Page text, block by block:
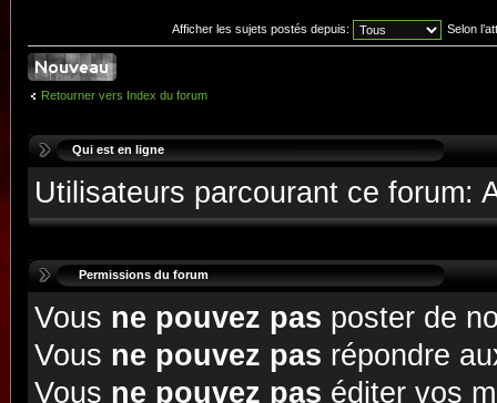
Afficher les sujets postés depuis: Selon
Retourner vers Index du forum
Qui est en ligne
Utilisateurs parcourant ce forum:
Permissions du forum
Vous ne pouvez pas poster de
Vous ne pouvez pas répondre
Vous ne pouvez pas éditer vos